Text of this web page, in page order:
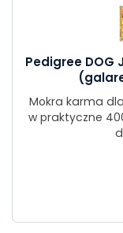
Pedigree DOG
Mokra karma
w praktyczne